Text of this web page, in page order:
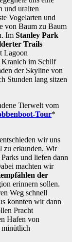
und uralten
Vogelarten und
von Baum zu Baum
Im Stanley Park
Trails
Lagoon
Kranich im Schilf
der Skyline von
Stunden lang sitzen
Tierwelt vom
Tour*
wir uns
zu erkunden. Wir
und liefen dann
machten wir
der
erinnern sollen.
Weg schnell
konnten wir dann
Pracht
Hafen von
minütlich